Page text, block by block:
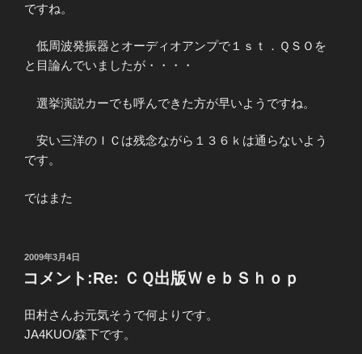
ですね。
低周波発振器とオーディオアンプで１ｓｔ．ＱＳＯを
と目論んでいましたが・・・・
選挙演説カーでも呼んできた方が早いようですね。
安い三洋のＩＣは残念ながら１３６ｋは通らないよう
です。
ではまた
投
日:
2009年3月4日
コメント:Re: ＣＱ出版ＷｅｂＳｈｏｐ
田村さんお元気そうで何よりです。
JA4KUO/森下です。